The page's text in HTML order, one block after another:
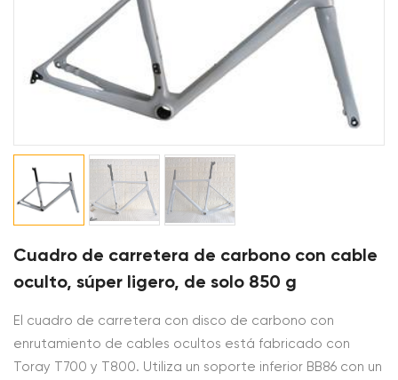
Cuadro de carretera de carbono con cable
oculto, súper ligero, de solo 850 g
El cuadro de carretera con disco de carbono con
enrutamiento de cables ocultos está fabricado con
Toray T700 y T800. Utiliza un soporte inferior BB86 con un